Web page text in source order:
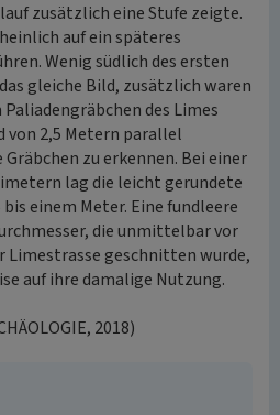
zusätzlich eine Stufe zeigte.
auf ein späteres
Wenig südlich des ersten
gleiche Bild, zusätzlich waren
des Limes
von 2,5 Metern parallel
zu erkennen. Bei einer
lag die leicht gerundete
einem Meter. Eine fundleere
die unmittelbar vor
Limestrasse geschnitten wurde,
auf ihre damalige Nutzung.
2018)